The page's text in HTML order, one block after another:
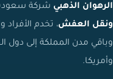
الرهوان الذهبي شركة
ونقل العفش، تخدم
وباقي مدن المملكة إلى دول
وأمريكا.